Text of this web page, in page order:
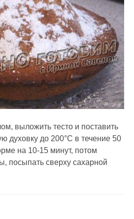
выложить тесто и поставить
духовку до 200°C в течение 50
на 10-15 минут, потом
посыпать сверху сахарной